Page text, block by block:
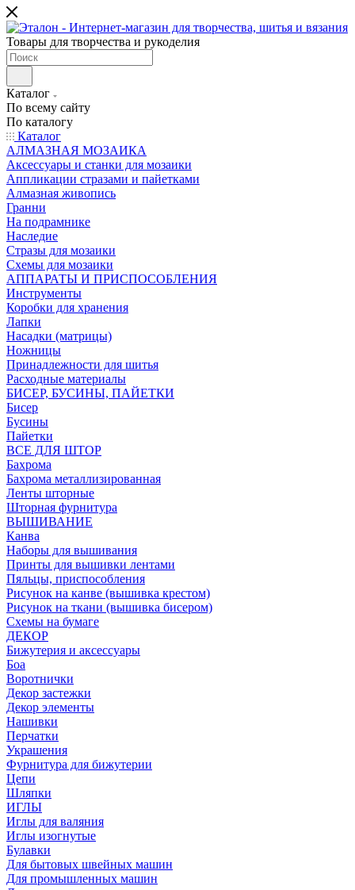
Товары для творчества и рукоделия
Каталог
По всему сайту
По каталогу
Каталог
АЛМАЗНАЯ МОЗАИКА
Аксессуары и станки для мозаики
Аппликации стразами и пайетками
Алмазная живопись
Гранни
На подрамнике
Наследие
Стразы для мозаики
Схемы для мозаики
АППАРАТЫ И ПРИСПОСОБЛЕНИЯ
Инструменты
Коробки для хранения
Лапки
Насадки (матрицы)
Ножницы
Принадлежности для шитья
Расходные материалы
БИСЕР, БУСИНЫ, ПАЙЕТКИ
Бисер
Бусины
Пайетки
ВСЕ ДЛЯ ШТОР
Бахрома
Бахрома металлизированная
Ленты шторные
Шторная фурнитура
ВЫШИВАНИЕ
Канва
Наборы для вышивания
Принты для вышивки лентами
Пяльцы, приспособления
Рисунок на канве (вышивка крестом)
Рисунок на ткани (вышивка бисером)
Схемы на бумаге
ДЕКОР
Бижутерия и аксессуары
Боа
Воротнички
Декор застежки
Декор элементы
Нашивки
Перчатки
Украшения
Фурнитура для бижутерии
Цепи
Шляпки
ИГЛЫ
Иглы для валяния
Иглы изогнутые
Булавки
Для бытовых швейных машин
Для промышленных машин